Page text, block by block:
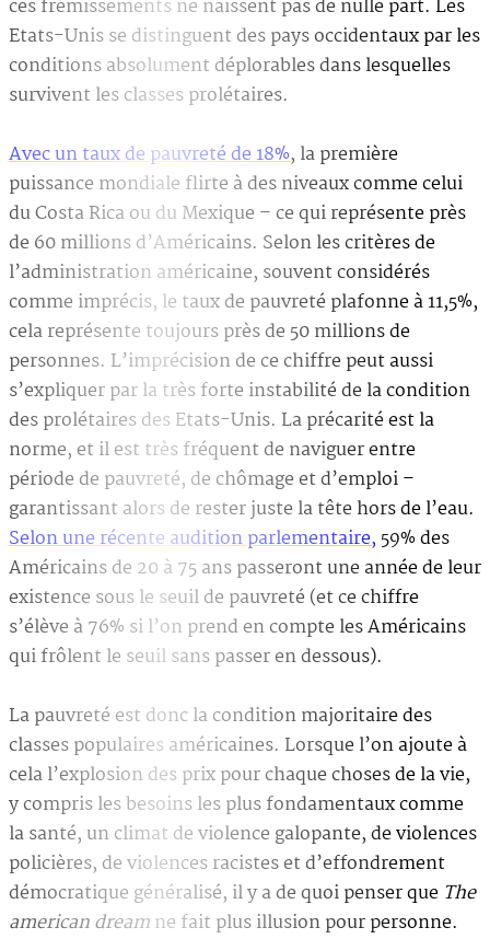
ces frémissements ne naissent pas de nulle part. Les
Etats-Unis se distinguent des pays occidentaux par les
conditions absolument déplorables dans lesquelles
survivent les classes prolétaires.
Avec un taux de pauvreté de 18%, la première
puissance mondiale flirte à des niveaux comme celui
du Costa Rica ou du Mexique – ce qui représente près
de 60 millions d’Américains. Selon les critères de
l’administration américaine, souvent considérés
comme imprécis, le taux de pauvreté plafonne à 11,5%,
cela représente toujours près de 50 millions de
personnes. L’imprécision de ce chiffre peut aussi
s’expliquer par la très forte instabilité de la condition
des prolétaires des Etats-Unis. La précarité est la
norme, et il est très fréquent de naviguer entre
période de pauvreté, de chômage et d’emploi –
garantissant alors de rester juste la tête hors de l’eau.
Selon une récente audition parlementaire, 59% des
Américains de 20 à 75 ans passeront une année de leur
existence sous le seuil de pauvreté (et ce chiffre
s’élève à 76% si l’on prend en compte les Américains
qui frôlent le seuil sans passer en dessous).
La pauvreté est donc la condition majoritaire des
classes populaires américaines. Lorsque l’on ajoute à
cela l’explosion des prix pour chaque choses de la vie,
y compris les besoins les plus fondamentaux comme
la santé, un climat de violence galopante, de violences
policières, de violences racistes et d’effondrement
démocratique généralisé, il y a de quoi penser que The
american dreamne fait plus illusion pour personne.